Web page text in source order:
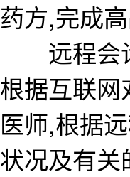
药方,完成
远程会诊
根据互联
医师,根据
状况及有